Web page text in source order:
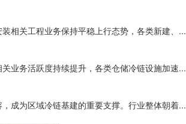
相关工程业务保持平稳上行态势，各类新建、...
业务活跃度持续提升，各类仓储冷链设施加速...
成为区域冷链基建的重要支撑。行业整体朝着...